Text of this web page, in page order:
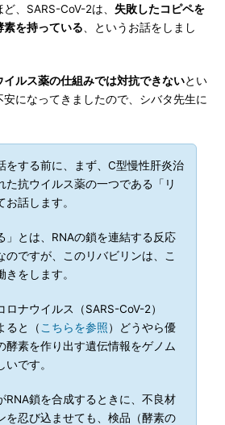
、SARS-CoV-2は、 失敗したコピペを
を持っている 、というお話をしまし
イルス薬の仕組みでは対抗できないとい
になってきましたので、シバタ先生に
する前に、まず、C型慢性肝炎治
た抗ウイルス薬の一つである「リ
話します。
とは、RNAの鎖を連結する反応
のですが、このリバビリンは、こ
をします。
ナウイルス（SARS-CoV-2）
ると（ こちらを参照）どうやら優
酵素を作り出す遺伝情報をゲノム
いです。
鎖を合成するときに、不良材
を忍び込ませても、検品（酵素の